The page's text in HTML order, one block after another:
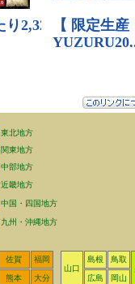
東北地方
関東地方
中部地方
近畿地方
中国・四国地方
九州・沖縄地方
佐賀
福岡
山口
島根
鳥取
熊本
大分 広島 岡山